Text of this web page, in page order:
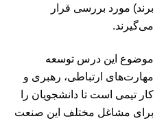
برند) مورد بررسی قرار
می‌گیرند.
موضوع این درس توسعه
مهارت‌های ارتباطی، رهبری و
کار تیمی است تا دانشجویان را
برای مشاغل مختلف این صنعت